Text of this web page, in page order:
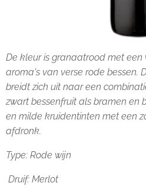
De kleur is granaatrood met een
aroma's van verse rode bessen.
breidt zich uit naar een
zwart bessenfruit als bramen en
en milde kruidentinten met een
afdronk.
Type: Rode wijn
Druif: Merlot